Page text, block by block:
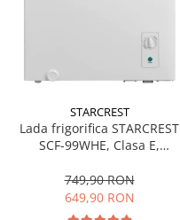
STARCREST
Lada frigorifica STARCREST
SCF-99WHE, Clasa E,
convertibil - functie frigider,
Termostat reglabil, Alb
749,90 RON
649,90 RON